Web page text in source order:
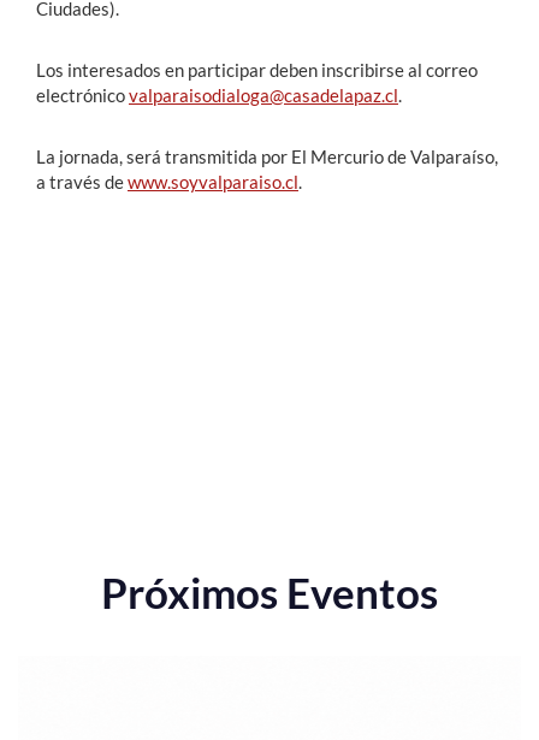
Ciudades).
Los interesados en participar deben inscribirse al correo
electrónicovalparaisodialoga@casadelapaz.cl.
La jornada, será transmitida por El Mercurio de Valparaíso,
a través dewww.soyvalparaiso.cl.
Próximos Eventos